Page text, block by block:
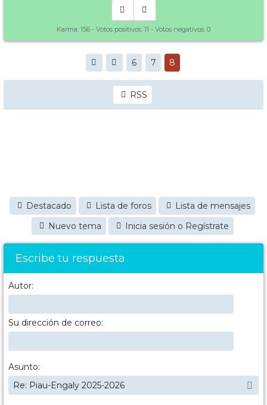
Karma: 156 - Votos positivos: 11 - Votos negativos: 0
6 7 8
RSS
Destacado Lista de foros
Lista de mensajes
Nuevo tema
Inicia sesión o Regístrate
Escribe tu respuesta
Autor:
Su dirección de correo:
Asunto: